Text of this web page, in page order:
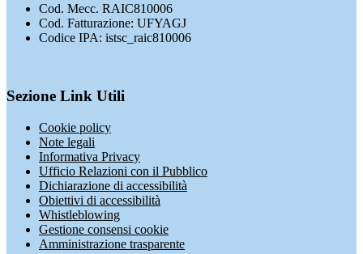
Cod. Mecc. RAIC810006
Cod. Fatturazione: UFYAGJ
Codice IPA: istsc_raic810006
Sezione Link Utili
Cookie policy
Note legali
Informativa Privacy
Ufficio Relazioni con il Pubblico
Dichiarazione di accessibilità
Obiettivi di accessibilità
Whistleblowing
Gestione consensi cookie
Amministrazione trasparente